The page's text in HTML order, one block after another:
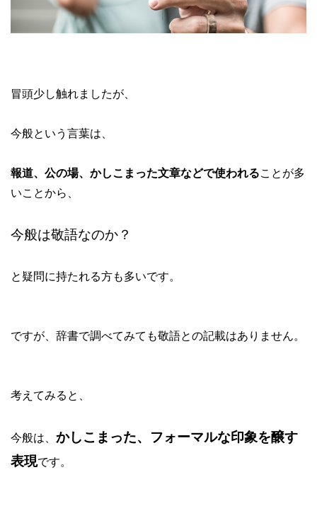
冒頭少し触れましたが、
今般という言葉は、
報道、公の場、かしこまった文章などで使われることが多
いことから、
今般は敬語なのか？
と疑問に持たれる方も多いです。
ですが、辞書で調べてみても敬語との記載はありません。
考えてみると、
今般は、 かしこまった、フォーマルな印象を醸す
表現です。